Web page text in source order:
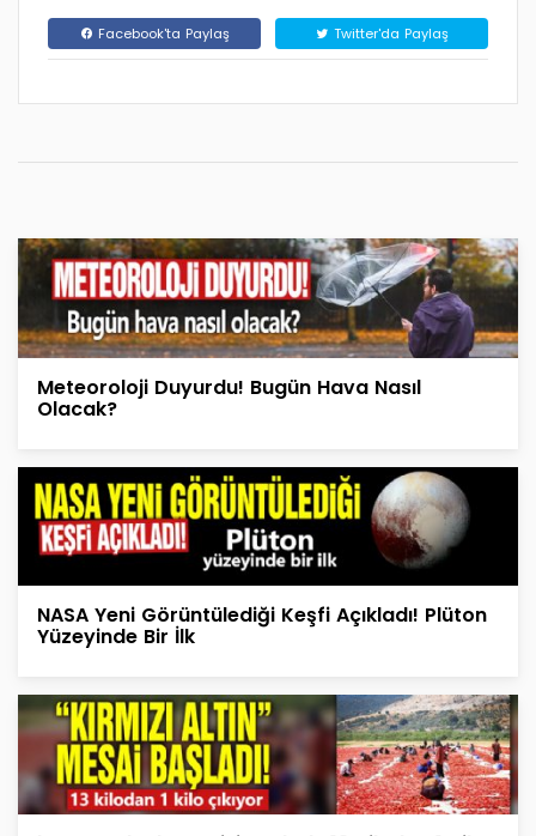
Facebook'ta Paylaş Twitter'da Paylaş
Meteoroloji Duyurdu! Bugün Hava Nasıl
Olacak?
NASA Yeni Görüntülediği Keşfi Açıkladı! Plüton
Yüzeyinde Bir İlk